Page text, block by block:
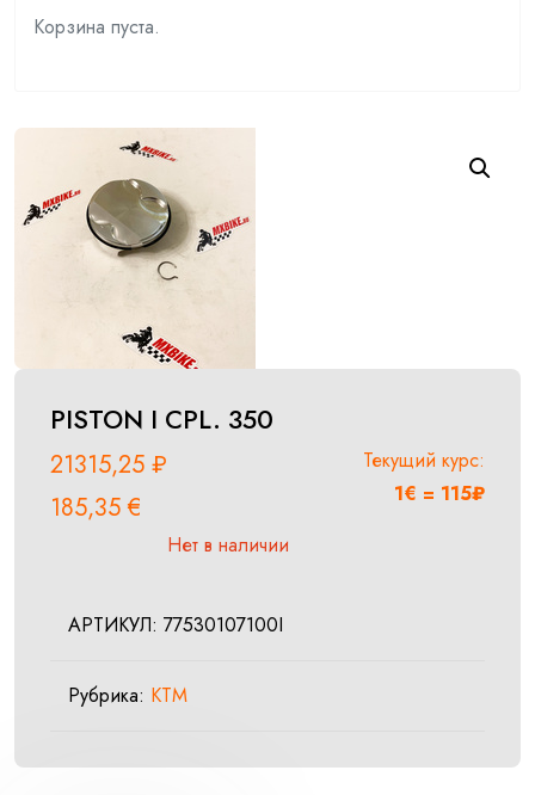
PISTON I CPL. 350
21315,25 ₽
185,35€
Текущий курс:
1€ = 115₽
Нет в наличии
АРТИКУЛ: 77530107100I
Рубрика: KTM
Корзина пуста.